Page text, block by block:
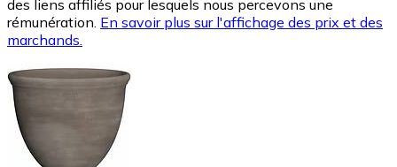
des liens affiliés pour lesquels nous percevons une
rémunération. En savoir plus sur l'affichage des prix et des
marchands.